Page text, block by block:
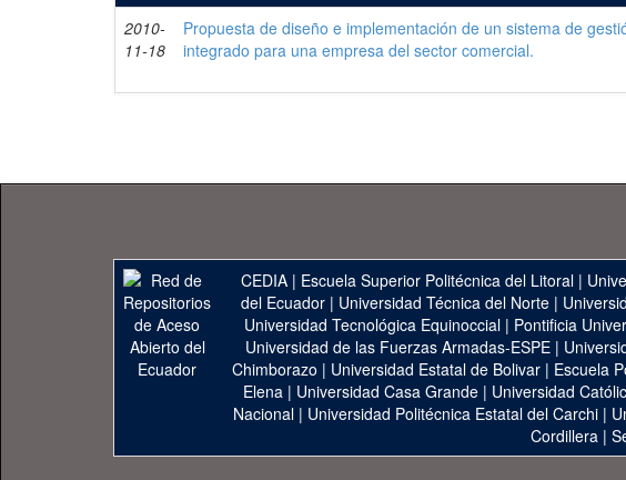
2010-
11-18
Propuesta de diseño e implementación de un sistema de
integrado para una empresa del sector comercial.
CEDIA | Escuela Superior Politécnica del Litoral |
del Ecuador| Universidad Técnica del Norte|
Universidad Tecnológica Equinoccial| Pontificia
Universidad de las Fuerzas Armadas-ESPE |
Chimborazo | Universidad Estatal de Bolivar| Escuela
Elena | Universidad Casa Grande | Universidad
Nacional | Universidad Politécnica Estatal del Carchi |
Cordillera|